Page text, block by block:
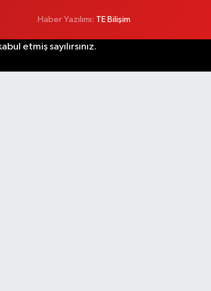
Haber Yazılımı: TE Bilişim
etmiş sayılırsınız.